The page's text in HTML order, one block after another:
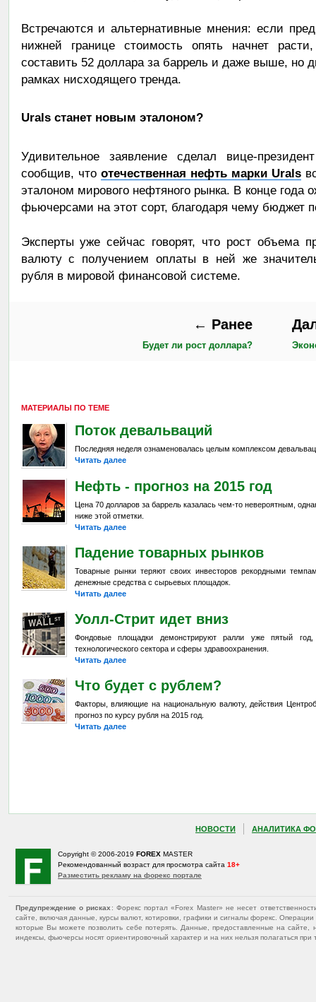
Встречаются и альтернативные мнения: если
нижней границе стоимость опять начнет
составить 52 доллара за баррель и даже выше, но
рамках нисходящего тренда.
Urals станет новым эталоном?
Удивительное заявление сделал вице-
сообщив, что отечественная нефть марки Urals
эталоном мирового нефтяного рынка. В конце года
фьючерсами на этот сорт, благодаря чему бюджет
Эксперты уже сейчас говорят, что рост объема
валюту с получением оплаты в ней же
рубля в мировой финансовой системе.
← Ранее
Будет ли рост доллара?
МАТЕРИАЛЫ ПО ТЕМЕ
Поток девальваций
Последняя неделя ознаменовалась целым комплексом
Читать далее
Нефть - прогноз на 2015 год
Цена 70 долларов за баррель казалась чем-то невероятным,
ниже этой отметки.
Читать далее
Падение товарных рынков
Товарные рынки теряют своих инвесторов рекордными
денежные средства с сырьевых площадок.
Читать далее
Уолл-Стрит идет вниз
Фондовые площадки демонстрируют ралли уже пятый
технологического сектора и сферы здравоохранения.
Читать далее
Что будет с рублем?
Факторы, влияющие на национальную валюту, действия
прогноз по курсу рубля на 2015 год.
Читать далее
НОВОСТИ АНАЛИТИКА
Copyright © 2006-2019 FOREX MASTER
Рекомендованный возраст для просмотра сайта 18+
Разместить рекламу на форекс портале
Предупреждение о рисках : Форекс портал «Forex Master» не несет
сайте, включая данные, курсы валют, котировки, графики и сигналы форекс.
которые Вы можете позволить себе потерять. Данные, предоставленные на
индексы, фьючерсы носят ориентировочный характер и на них нельзя полагаться при